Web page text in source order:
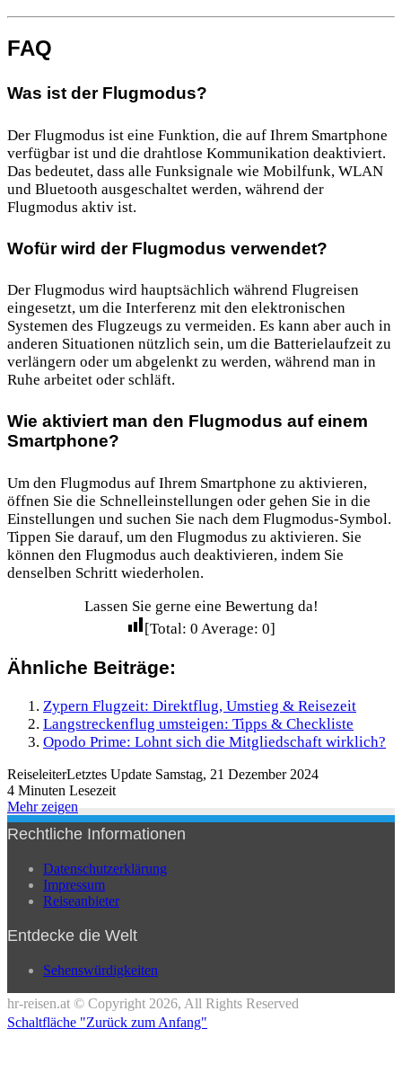
FAQ
Was ist der Flugmodus?
Der Flugmodus ist eine Funktion, die auf Ihrem Smartphone
verfügbar ist und die drahtlose Kommunikation deaktiviert.
Das bedeutet, dass alle Funksignale wie Mobilfunk, WLAN
und Bluetooth ausgeschaltet werden, während der
Flugmodus aktiv ist.
Wofür wird der Flugmodus verwendet?
Der Flugmodus wird hauptsächlich während Flugreisen
eingesetzt, um die Interferenz mit den elektronischen
Systemen des Flugzeugs zu vermeiden. Es kann aber auch in
anderen Situationen nützlich sein, um die Batterielaufzeit zu
verlängern oder um abgelenkt zu werden, während man in
Ruhe arbeitet oder schläft.
Wie aktiviert man den Flugmodus auf einem
Smartphone?
Um den Flugmodus auf Ihrem Smartphone zu aktivieren,
öffnen Sie die Schnelleinstellungen oder gehen Sie in die
Einstellungen und suchen Sie nach dem Flugmodus-Symbol.
Tippen Sie darauf, um den Flugmodus zu aktivieren. Sie
können den Flugmodus auch deaktivieren, indem Sie
denselben Schritt wiederholen.
Lassen Sie gerne eine Bewertung da!
[Total: 0 Average: 0]
Ähnliche Beiträge:
Zypern Flugzeit: Direktflug, Umstieg & Reisezeit
Langstreckenflug umsteigen: Tipps & Checkliste
Opodo Prime: Lohnt sich die Mitgliedschaft wirklich?
ReiseleiterLetztes Update Samstag, 21 Dezember 2024
4 Minuten Lesezeit
Mehr zeigen
Rechtliche Informationen
Datenschutzerklärung
Impressum
Reiseanbieter
Entdecke die Welt
Sehenswürdigkeiten
hr-reisen.at © Copyright 2026, All Rights Reserved
Schaltfläche "Zurück zum Anfang"